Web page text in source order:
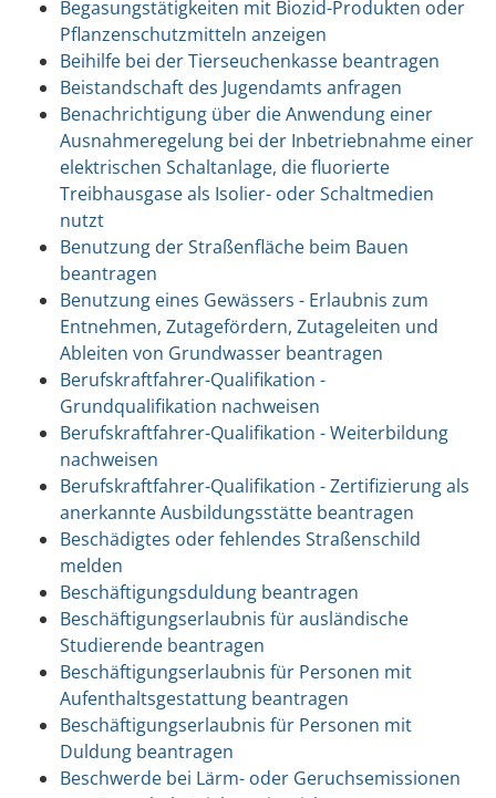
Begasungstätigkeiten mit Biozid-Produkten oder
Pflanzenschutzmitteln anzeigen
Beihilfe bei der Tierseuchenkasse beantragen
Beistandschaft des Jugendamts anfragen
Benachrichtigung über die Anwendung einer
Ausnahmeregelung bei der Inbetriebnahme einer
elektrischen Schaltanlage, die fluorierte
Treibhausgase als Isolier- oder Schaltmedien
nutzt
Benutzung der Straßenfläche beim Bauen
beantragen
Benutzung eines Gewässers - Erlaubnis zum
Entnehmen, Zutagefördern, Zutageleiten und
Ableiten von Grundwasser beantragen
Berufskraftfahrer-Qualifikation -
Grundqualifikation nachweisen
Berufskraftfahrer-Qualifikation - Weiterbildung
nachweisen
Berufskraftfahrer-Qualifikation - Zertifizierung als
anerkannte Ausbildungsstätte beantragen
Beschädigtes oder fehlendes Straßenschild
melden
Beschäftigungsduldung beantragen
Beschäftigungserlaubnis für ausländische
Studierende beantragen
Beschäftigungserlaubnis für Personen mit
Aufenthaltsgestattung beantragen
Beschäftigungserlaubnis für Personen mit
Duldung beantragen
Beschwerde bei Lärm- oder Geruchsemissionen